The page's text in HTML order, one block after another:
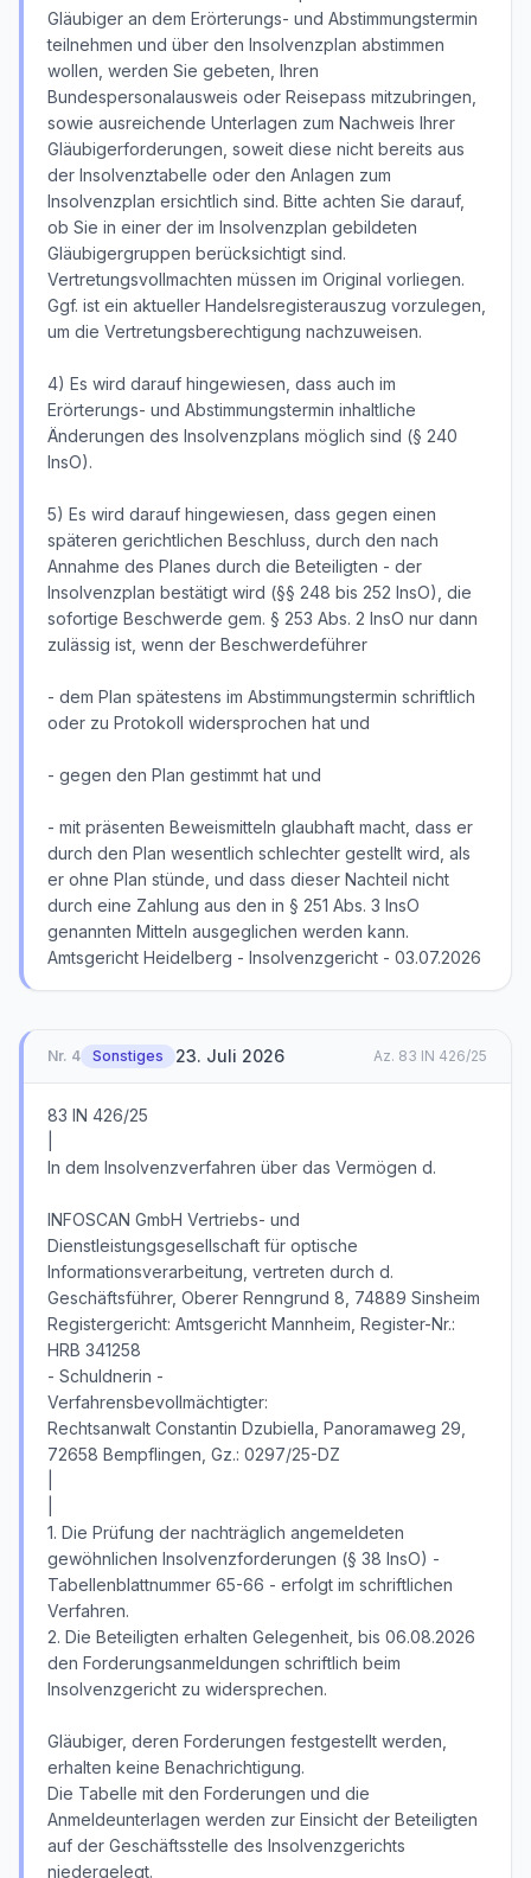
Gläubiger an dem Erörterungs- und Abstimmungstermin
teilnehmen und über den Insolvenzplan abstimmen
wollen, werden Sie gebeten, Ihren
Bundespersonalausweis oder Reisepass mitzubringen,
sowie ausreichende Unterlagen zum Nachweis Ihrer
Gläubigerforderungen, soweit diese nicht bereits aus
der Insolvenztabelle oder den Anlagen zum
Insolvenzplan ersichtlich sind. Bitte achten Sie darauf,
ob Sie in einer der im Insolvenzplan gebildeten
Gläubigergruppen berücksichtigt sind.
Vertretungsvollmachten müssen im Original vorliegen.
Ggf. ist ein aktueller Handelsregisterauszug vorzulegen,
um die Vertretungsberechtigung nachzuweisen.
4) Es wird darauf hingewiesen, dass auch im
Erörterungs- und Abstimmungstermin inhaltliche
Änderungen des Insolvenzplans möglich sind (§ 240
InsO).
5) Es wird darauf hingewiesen, dass gegen einen
späteren gerichtlichen Beschluss, durch den nach
Annahme des Planes durch die Beteiligten - der
Insolvenzplan bestätigt wird (§§ 248 bis 252 InsO), die
sofortige Beschwerde gem. § 253 Abs. 2 InsO nur dann
zulässig ist, wenn der Beschwerdeführer
- dem Plan spätestens im Abstimmungstermin schriftlich
oder zu Protokoll widersprochen hat und
- gegen den Plan gestimmt hat und
- mit präsenten Beweismitteln glaubhaft macht, dass er
durch den Plan wesentlich schlechter gestellt wird, als
er ohne Plan stünde, und dass dieser Nachteil nicht
durch eine Zahlung aus den in § 251 Abs. 3 InsO
genannten Mitteln ausgeglichen werden kann.
Amtsgericht Heidelberg - Insolvenzgericht - 03.07.2026
Nr. 4 Sonstiges 23. Juli 2026 Az. 83 IN 426/25
83 IN 426/25
In dem Insolvenzverfahren über das Vermögen d.
INFOSCAN GmbH Vertriebs- und
Dienstleistungsgesellschaft für optische
Informationsverarbeitung, vertreten durch d.
Geschäftsführer, Oberer Renngrund 8, 74889 Sinsheim
Registergericht: Amtsgericht Mannheim, Register-Nr.:
HRB 341258
- Schuldnerin -
Verfahrensbevollmächtigter:
Rechtsanwalt Constantin Dzubiella, Panoramaweg 29,
72658 Bempflingen, Gz.: 0297/25-DZ
1. Die Prüfung der nachträglich angemeldeten
gewöhnlichen Insolvenzforderungen (§ 38 InsO) -
Tabellenblattnummer 65-66 - erfolgt im schriftlichen
Verfahren.
2. Die Beteiligten erhalten Gelegenheit, bis 06.08.2026
den Forderungsanmeldungen schriftlich beim
Insolvenzgericht zu widersprechen.
Gläubiger, deren Forderungen festgestellt werden,
erhalten keine Benachrichtigung.
Die Tabelle mit den Forderungen und die
Anmeldeunterlagen werden zur Einsicht der Beteiligten
auf der Geschäftsstelle des Insolvenzgerichts
niedergelegt.